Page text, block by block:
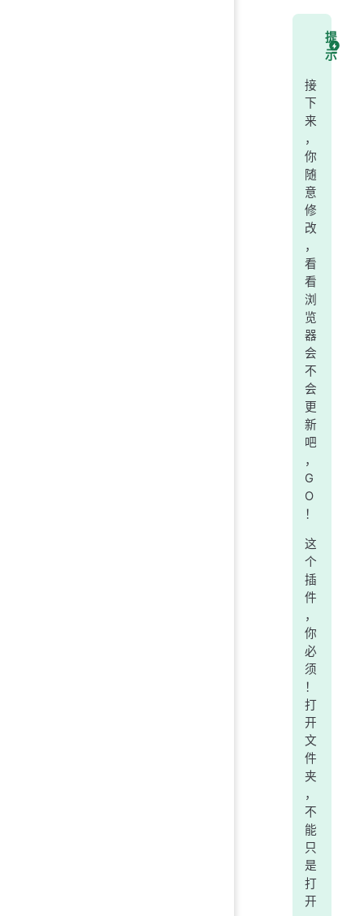
提
示
接
下
来
，
你
随
意
修
改
，
看
看
浏
览
器
会
不
会
更
新
吧
，
G
O
！
这
个
插
件
，
你
必
须
！
打
开
文
件
夹
，
不
能
只
是
打
开